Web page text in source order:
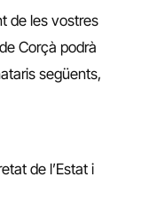
de les vostres
Corçà podrà
següents,
de l’Estat i